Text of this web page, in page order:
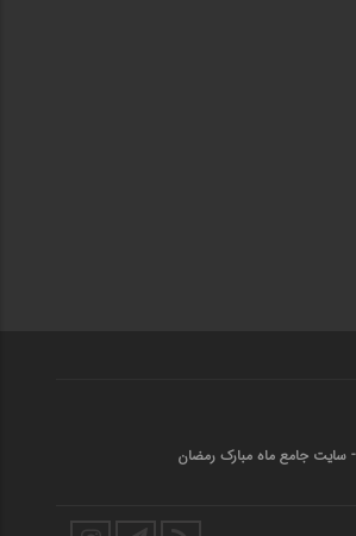
سایت جامع ماه مبارک رمضان